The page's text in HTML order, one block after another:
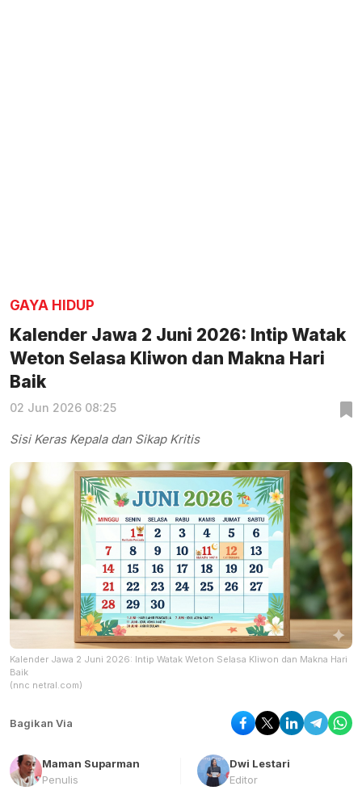
GAYA HIDUP
Kalender Jawa 2 Juni 2026: Intip Watak
Weton Selasa Kliwon dan Makna Hari
Baik
02 Jun 2026 08:25
Sisi Keras Kepala dan Sikap Kritis
Kalender Jawa 2 Juni 2026: Intip Watak Weton Selasa Kliwon dan Makna Hari
Baik
(nnc netral.com)
Bagikan Via
Maman Suparman
Penulis
Dwi Lestari
Editor